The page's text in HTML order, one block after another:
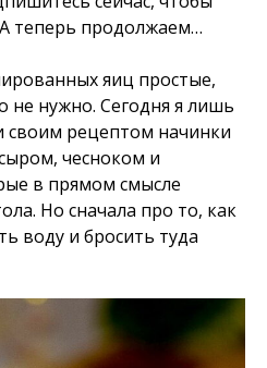
теперь продолжаем…
яиц простые,
не нужно. Сегодня я лишь
своим рецептом начинки
чесноком и
в прямом смысле
Но сначала про то, как
воду и бросить туда